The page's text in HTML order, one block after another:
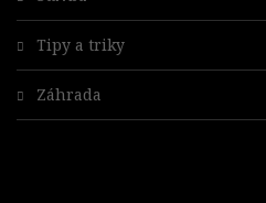
Tipy a triky
Záhrada